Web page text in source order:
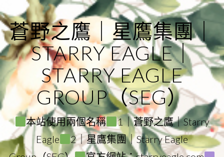
to
content
蒼野之鷹｜星鷹集團｜
STARRY EAGLE｜
STARRY EAGLE
GROUP（SEG）
本站使用兩個名稱
1｜蒼野之鷹｜Starry
Eagle
2｜星鷹集團｜Starry Eagle